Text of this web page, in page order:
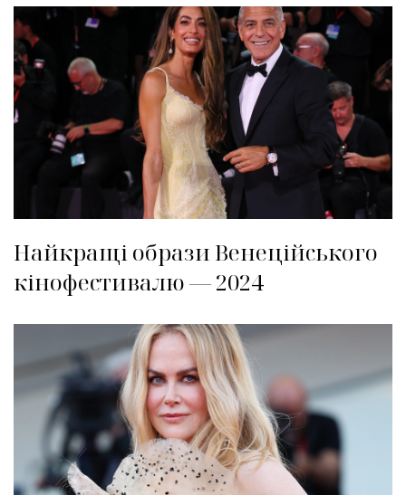
Найкращі образи Венеційського
кінофестивалю — 2024